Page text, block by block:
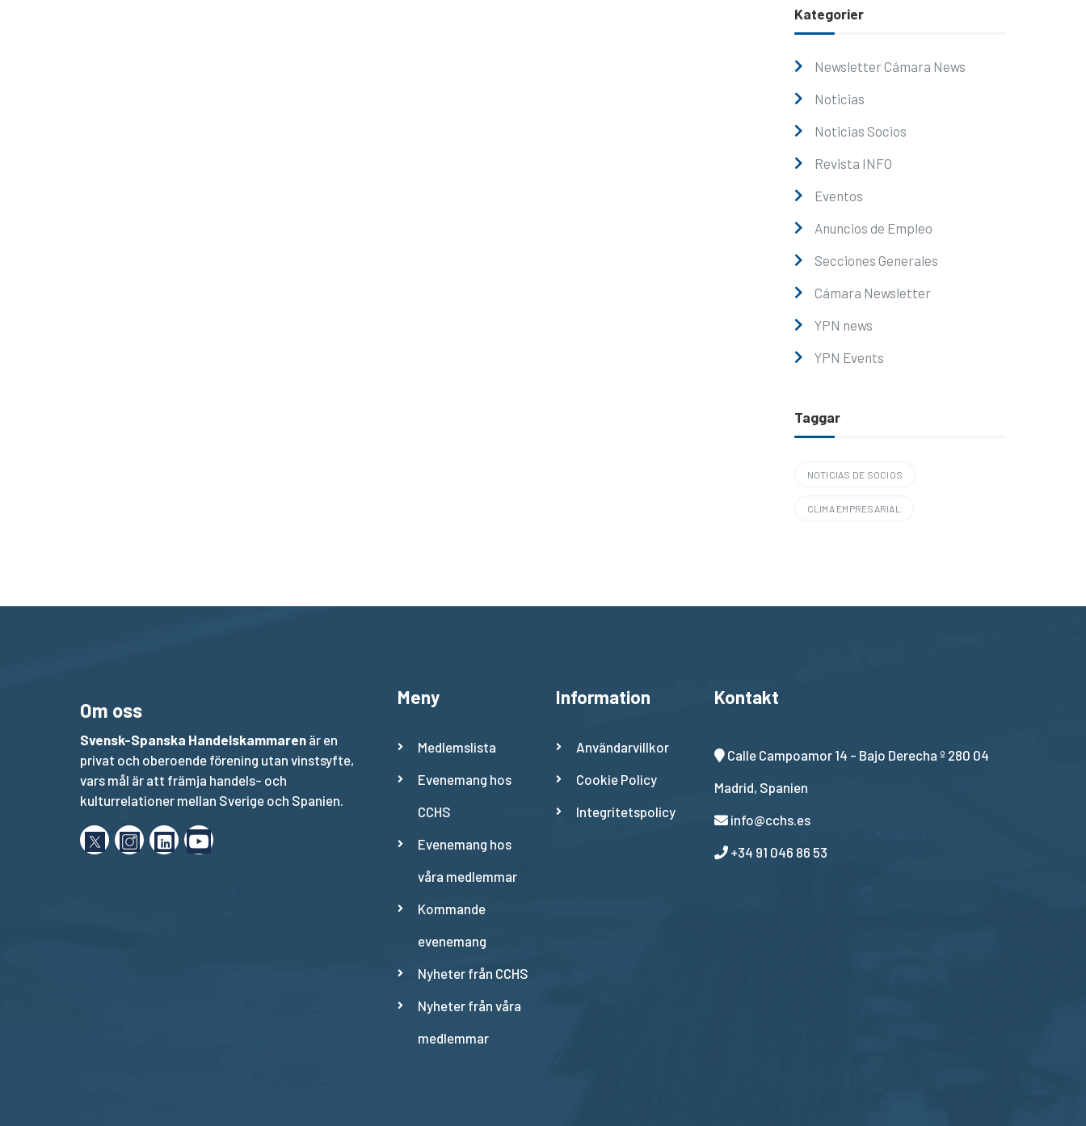
Kategorier
Newsletter Cámara News
Noticias
Noticias Socios
Revista INFO
Eventos
Anuncios de Empleo
Secciones Generales
Cámara Newsletter
YPN news
YPN Events
Taggar
NOTICIAS DE SOCIOS
CLIMA EMPRESARIAL
Om oss
Svensk-Spanska Handelskammaren är en
privat och oberoende förening utan vinstsyfte,
vars mål är att främja handels- och
kulturrelationer mellan Sverige och Spanien.
Meny
Medlemslista
Evenemang hos
CCHS
Evenemang hos
våra medlemmar
Kommande
evenemang
Nyheter från CCHS
Nyheter från våra
medlemmar
Information
Användarvillkor
Cookie Policy
Integritetspolicy
Kontakt
Calle Campoamor 14 - Bajo Derecha º 280 04
Madrid, Spanien
info@cchs.es
+34 91 046 86 53